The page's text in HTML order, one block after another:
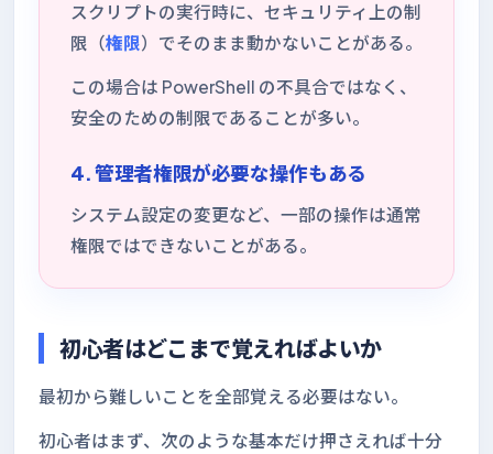
スクリプトの実行時に、セキュリティ上の制
限（権限）でそのまま動かないことがある。
この場合は PowerShell の不具合ではなく、
安全のための制限であることが多い。
4. 管理者権限が必要な操作もある
システム設定の変更など、一部の操作は通常
権限ではできないことがある。
初心者はどこまで覚えればよいか
最初から難しいことを全部覚える必要はない。
初心者はまず、次のような基本だけ押さえれば十分